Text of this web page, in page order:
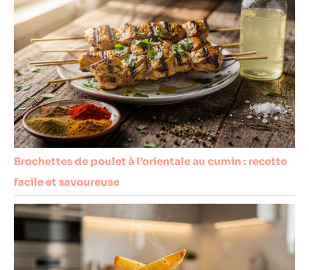
Brochettes de poulet à l’orientale au cumin : recette
facile et savoureuse